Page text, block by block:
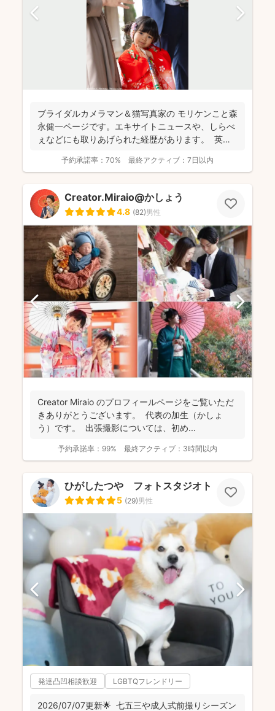
ブライダルカメラマン＆猫写真家の​ モリケンこと森
永健一ページです。エキサイトニュースや、しらべ
ぇなどにも取りあげられた経歴があります。 英語
予約承諾率： 70% 最終アクティブ： 7日以内
Creator.Miraio@かしょう
4.8 (82)男性
Creator Miraio のプロフィールページをご覧いただ
きありがとうございます。 代表の加生（かしょ
う）です。 出張撮影については、初め...
予約承諾率： 99% 最終アクティブ： 3時間以内
ひがしたつや フォトスタジオトワ
5 (29)男性
発達凸凹相談歓迎 LGBTQフレンドリー
2026/07/07更新🌟 七五三や成人式前撮りシーズン